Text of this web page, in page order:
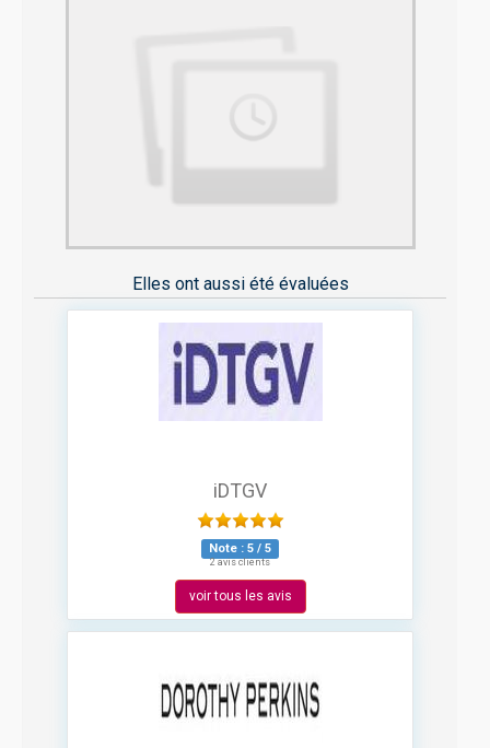
Elles ont aussi été évaluées
iDTGV
Note : 5 / 5
2 avis clients
voir tous les avis